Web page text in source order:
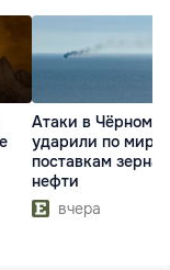
Атаки в Чёрном
ударили по
поставкам зерна
нефти
вчера